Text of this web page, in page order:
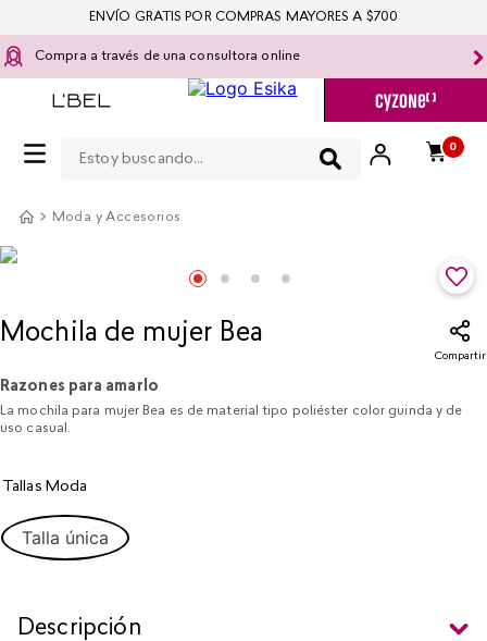
Compra a través de una consultora online
0
ENVÍO GRATIS POR COMPRAS MAYORES A $700
Moda y Accesorios
Mochila de mujer Bea
Compartir
Razones para amarlo
La mochila para mujer Bea es de material tipo poliéster color guinda y de
uso casual.
Tallas Moda
Talla única
Descripción